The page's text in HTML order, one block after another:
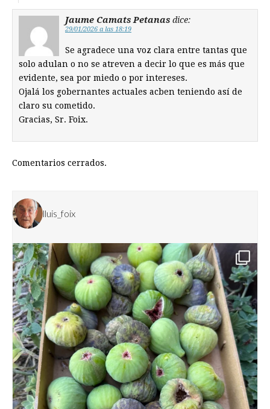
Jaume Camats Petanas dice:
29/01/2026 a las 18:19
Se agradece una voz clara entre tantas que
solo adulan o no se atreven a decir lo que es más que
evidente, sea por miedo o por intereses.
Ojalá los gobernantes actuales acben teniendo así de
claro su cometido.
Gracias, Sr. Foix.
Comentarios cerrados.
lluis_foix